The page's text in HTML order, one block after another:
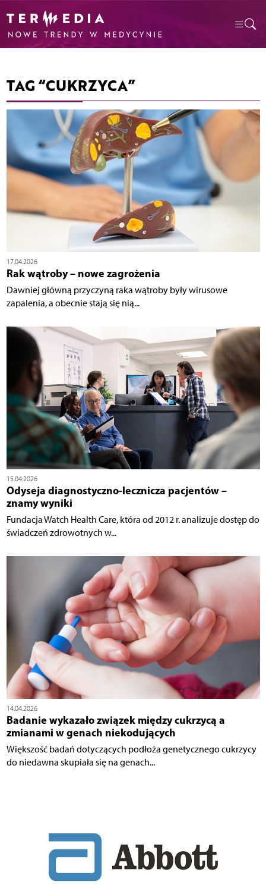
TAG “CUKRZYCA”
17.04.2026
Rak wątroby – nowe zagrożenia
Dawniej główną przyczyną raka wątroby były wirusowe
zapalenia, a obecnie stają się nią...
15.04.2026
Odyseja diagnostyczno-lecznicza pacjentów –
znamy wyniki
Fundacja Watch Health Care, która od 2012 r. analizuje dostęp do
świadczeń zdrowotnych w...
14.04.2026
Badanie wykazało związek między cukrzycą a
zmianami w genach niekodujących
Większość badań dotyczących podłoża genetycznego cukrzycy
do niedawna skupiała się na genach...